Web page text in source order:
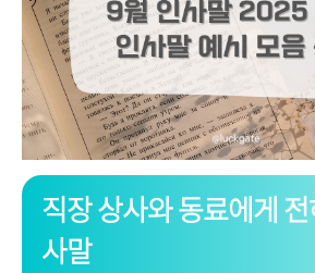
직장 상사와 동료에게
사말